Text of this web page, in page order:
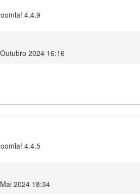
4.4.9
2024 16:16
4.4.5
2024 18:34